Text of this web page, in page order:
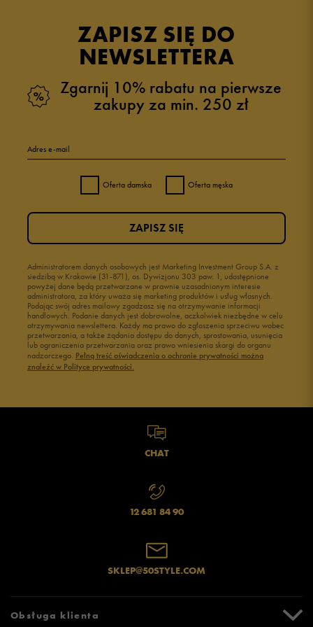
ZAPISZ SIĘ DO
NEWSLETTERA
Zgarnij 10% rabatu na pierwsze
zakupy za min. 250 zł
Adres e-mail
Oferta damska Oferta męska
Administratorem danych osobowych jest Marketing Investment Group S.A. z
siedzibą w Krakowie (31-871), os. Dywizjonu 303 paw. 1, udostępnione
powyżej dane będą przetwarzane w prawnie uzasadnionym interesie
administratora, za który uważa się marketing produktów i usług własnych.
Podając swój adres mailowy zgadzasz się na otrzymywanie informacji
handlowych. Podanie danych jest dobrowolne, aczkolwiek niezbędne w celu
otrzymywania newslettera. Każdy ma prawo do zgłoszenia sprzeciwu wobec
przetwarzania, a także żądania dostępu do danych, sprostowania, usunięcia
lub ograniczenia przetwarzania oraz prawo wniesienia skargi do organu
nadzorczego. Pełną treść oświadczenia o ochronie prywatności można
znaleźć w Polityce prywatności.
ZAPISZ SIĘ
CHAT
12 681 84 90
SKLEP@50STYLE.COM
Obsługa klienta